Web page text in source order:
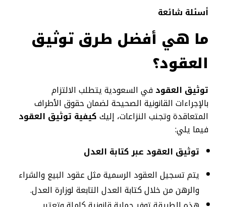
أسئلة شائعة
ما هي أفضل طرق توثيق
العقود؟
توثيق العقودفي السعودية يتطلب الالتزام
بالإجراءات القانونية الصحيحة لضمان حقوق الأطراف
المتعاقدة وتجنب النزاعات، إليككيفية توثيق العقود
فيما يلي:
توثيق العقود عبر كتابة العدل
يتم تسجيل العقود الرسمية مثل عقود البيع والشراء
والرهن من خلال كتابة العدل التابعة لوزارة العدل.